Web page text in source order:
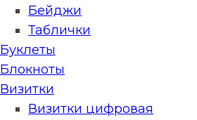
Бейджи
Таблички
Буклеты
Блокноты
Визитки
Визитки цифровая